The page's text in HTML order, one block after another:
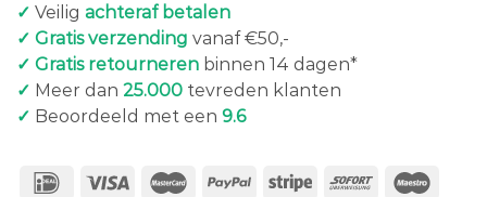
✓ Veilig achteraf betalen
✓ Gratis verzending vanaf €50,-
✓ Gratis retourneren binnen 14 dagen*
✓ Meer dan 25.000 tevreden klanten
✓ Beoordeeld met een 9.6